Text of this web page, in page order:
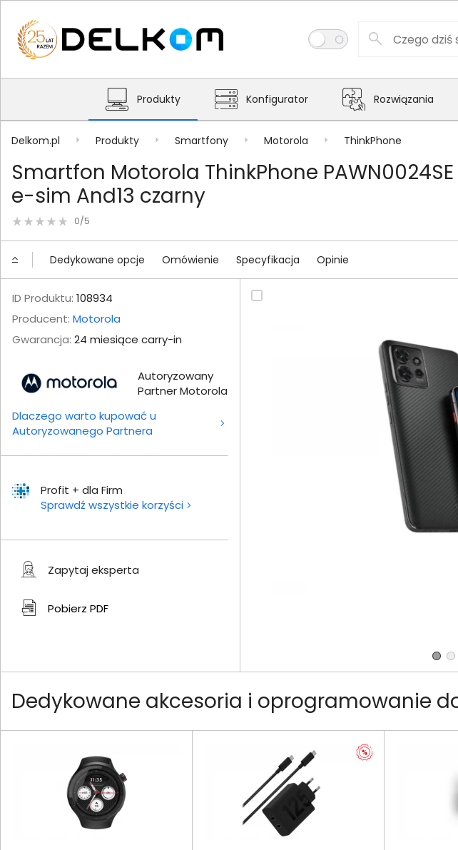
Produkty Konfigurator Rozwiązania
Delkom.pl Produkty Smartfony Motorola ThinkPhone
Smartfon Motorola ThinkPhone
e-sim And13 czarny
0/5
Dedykowane opcje Omówienie Specyfikacja Opinie
ID Produktu: 108934
Producent: Motorola
Gwarancja: 24 miesiące carry-in
Autoryzowany
Partner Motorola
Dlaczego warto kupować u
Autoryzowanego Partnera
Profit + dla Firm
Sprawdź wszystkie korzyści
Zapytaj eksperta
Pobierz PDF
Dedykowane akcesoria i oprogramowanie